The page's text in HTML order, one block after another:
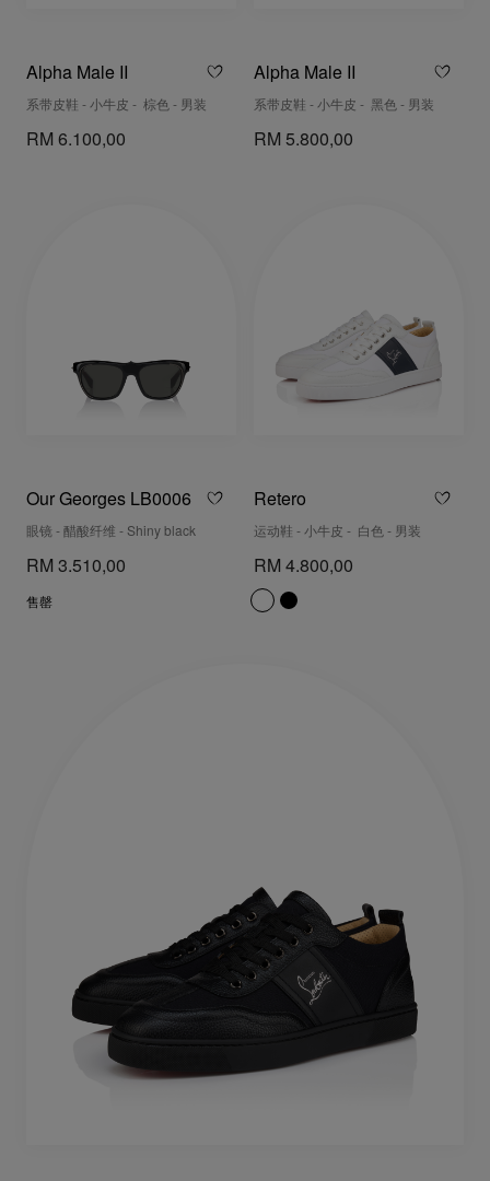
Alpha Male II
系带皮鞋 - 小牛皮 - 棕色 - 男装
RM 6.100,00
Alpha Male II
系带皮鞋 - 小牛皮 - 黑色 - 男装
RM 5.800,00
Our Georges LB0006
眼镜 - 醋酸纤维 - Shiny black
RM 3.510,00
售罄
Retero
运动鞋 - 小牛皮 - 白色 - 男装
RM 4.800,00